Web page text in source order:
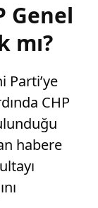
Genel
mı?
Parti’ye
CHP
habere